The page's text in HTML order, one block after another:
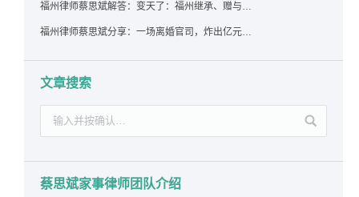
福州律师蔡思斌解答：变天了：福州继承、赠与房产转让要收20%个税？福州国税官方回答来了！
福州律师蔡思斌分享：一场离婚官司，炸出亿元“糊涂账”：本想分割家产，结果“自爆”了家底
文章搜索
蔡思斌家事律师团队介绍